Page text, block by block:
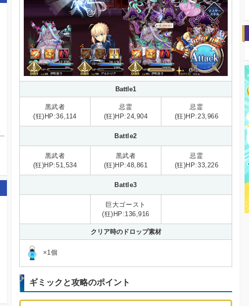
Battle1
黒武者
(狂)HP:36,114
忌霊
(狂)HP:24,904
忌霊
(狂)HP:23,966
Battle2
黒武者
(狂)HP:51,534
黒武者
(狂)HP:48,861
忌霊
(狂)HP:33,226
Battle3
巨大ゴースト
(狂)HP:136,916
クリア時のドロップ素材
×1個
ギミックと攻略のポイント